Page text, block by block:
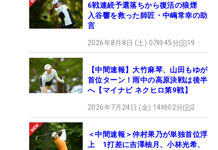
6戦連続予選落ちから復活の狼煙
入谷響を救った師匠・中嶋常幸の助
言
2026年8月8日 (土) 07時45分 19
【中間速報】大竹麻琴、山田もゆが
首位ターン！雨中の高原決戦は後半
へ【マイナビ ネクヒロ第9戦】
2026年7月24日 (金) 14時02分 2
＜中間速報＞仲村果乃が単独首位浮
上 1打差に吉澤柚月、小林光希、